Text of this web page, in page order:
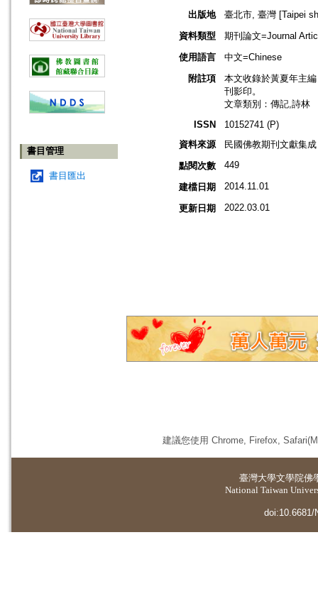
書目管理
書目匯出
出版地
臺北市, 臺灣 [Taipei
資料類型
期刊論文=Journal
使用語言
中文=Chinese
附註項
本文收錄於黃夏年主
刊影印。
文章類別：傳記,詩林
ISSN
10152741 (P)
資料來源
民國佛教期刊文獻集
點閱次數
449
建檔日期 2014.11.01
更新日期 2022.03.01
建議您使用 Chrome, Firefox,
臺灣大學文學院佛
National Taiwan
doi:10.6681/